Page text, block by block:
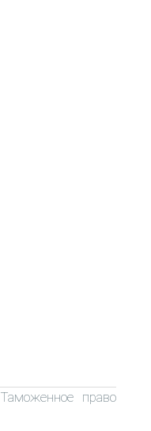
Таможенное право